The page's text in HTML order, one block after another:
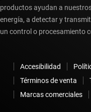
productos ayudan a
energía, a detectar y
un control o procesamiento
Accesibilidad
Términos de venta
Marcas comerciales